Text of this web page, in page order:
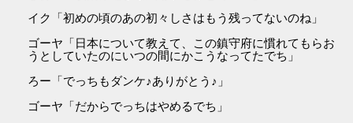
イク「初めの頃のあの初々しさはもう残ってないのね」
ゴーヤ「日本について教えて、この鎮守府に慣れてもらお
うとしていたのにいつの間にかこうなってたでち」
ろー「でっちもダンケ♪ありがとう♪」
ゴーヤ「だからでっちはやめるでち」